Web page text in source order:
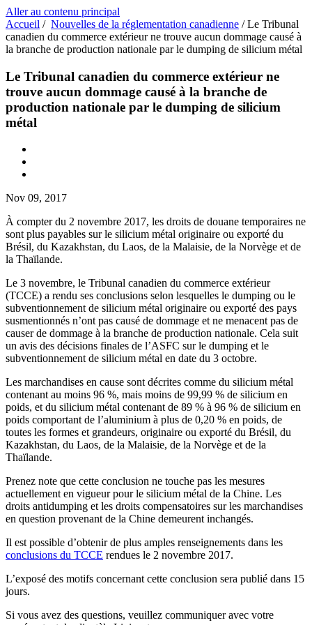
Aller au contenu principal
Accueil / Nouvelles de la réglementation canadienne /Le Tribunal
canadien du commerce extérieur ne trouve aucun dommage causé à
la branche de production nationale par le dumping de silicium métal
Le Tribunal canadien du commerce extérieur ne
trouve aucun dommage causé à la branche de
production nationale par le dumping de silicium
métal
Nov 09, 2017
À compter du 2 novembre 2017, les droits de douane temporaires ne
sont plus payables sur le silicium métal originaire ou exporté du
Brésil, du Kazakhstan, du Laos, de la Malaisie, de la Norvège et de
la Thaïlande.
Le 3 novembre, le Tribunal canadien du commerce extérieur
(TCCE) a rendu ses conclusions selon lesquelles le dumping ou le
subventionnement de silicium métal originaire ou exporté des pays
susmentionnés n’ont pas causé de dommage et ne menacent pas de
causer de dommage à la branche de production nationale. Cela suit
un avis des décisions finales de l’ASFC sur le dumping et le
subventionnement de silicium métal en date du 3 octobre.
Les marchandises en cause sont décrites comme du silicium métal
contenant au moins 96 %, mais moins de 99,99 % de silicium en
poids, et du silicium métal contenant de 89 % à 96 % de silicium en
poids comportant de l’aluminium à plus de 0,20 % en poids, de
toutes les formes et grandeurs, originaire ou exporté du Brésil, du
Kazakhstan, du Laos, de la Malaisie, de la Norvège et de la
Thaïlande.
Prenez note que cette conclusion ne touche pas les mesures
actuellement en vigueur pour le silicium métal de la Chine. Les
droits antidumping et les droits compensatoires sur les marchandises
en question provenant de la Chine demeurent inchangés.
Il est possible d’obtenir de plus amples renseignements dans les
conclusions du TCCE rendues le 2 novembre 2017.
L’exposé des motifs concernant cette conclusion sera publié dans 15
jours.
Si vous avez des questions, veuillez communiquer avec votre